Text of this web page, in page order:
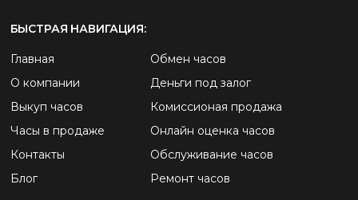
БЫСТРАЯ НАВИГАЦИЯ:
Главная
О компании
Выкуп часов
Часы в продаже
Контакты
Блог
Обмен часов
Деньги под залог
Комиссионая продажа
Онлайн оценка часов
Обслуживание часов
Ремонт часов